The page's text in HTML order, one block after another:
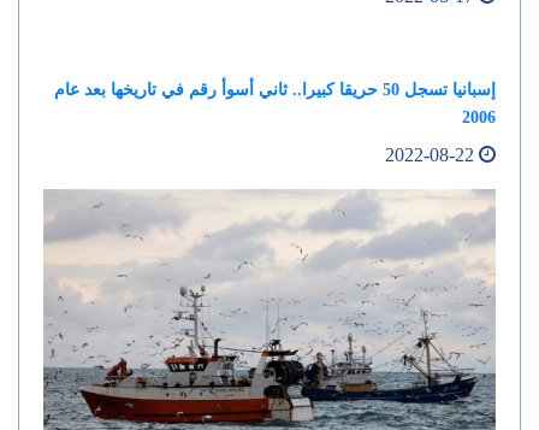
إسبانيا تسجل 50 حريقا كبيرا.. ثاني أسوأ رقم في تاريخها بعد عام
2006